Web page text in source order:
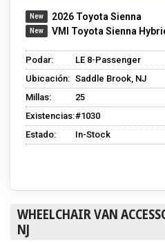
2026 Toyota Sienna
VMI Toyota Sienna
Podar:
LE 8-Passenger
Ubicación: Saddle Brook, NJ
Millas:
25
Existencias:#1030
Estado:
In-Stock
WHEELCHAIR VAN
NJ